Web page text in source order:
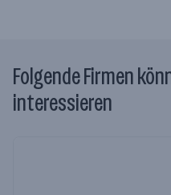
Folgende Firmen
interessieren